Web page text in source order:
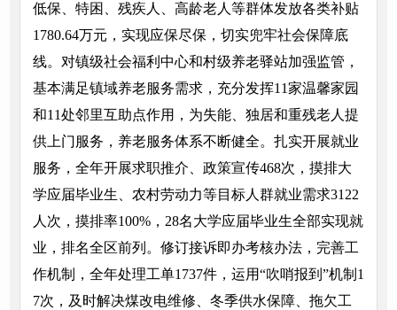
低保、特困、残疾人、高龄老人等群体发放各类补贴
1780.64万元，实现应保尽保，切实兜牢社会保障底
线。对镇级社会福利中心和村级养老驿站加强监管，
基本满足镇域养老服务需求，充分发挥11家温馨家园
和11处邻里互助点作用，为失能、独居和重残老人提
供上门服务，养老服务体系不断健全。扎实开展就业
服务，全年开展求职推介、政策宣传468次，摸排大
学应届毕业生、农村劳动力等目标人群就业需求3122
人次，摸排率100%，28名大学应届毕业生全部实现就
业，排名全区前列。修订接诉即办考核办法，完善工
作机制，全年处理工单1737件，运用“吹哨报到”机制1
7次，及时解决煤改电维修、冬季供水保障、拖欠工